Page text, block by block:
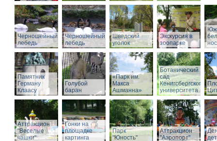
Черношейный
лебедь
Черношейный
лебедь
Шведский
уголок
Экскурсия в
зоопарке
Памятник
Герману
Клаасу
Голубой
баран
«Парк им.
Макса
Ашманна»
Ботанический
сад
Кенигсбергского
университета
Аттракцион
"Веселые
чашки"
Гонки на
площадке
картинга
Парк
"Юность"
Аттракцион
"Аэропорт"